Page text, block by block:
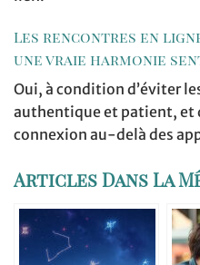
Les rencontres en
une vraie harmonie
Oui, à condition d’éviter
authentique et patient, et
connexion au-delà des
Articles Dans La